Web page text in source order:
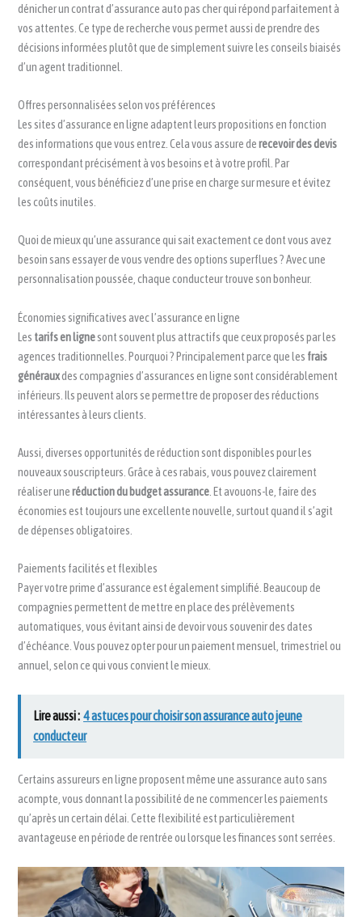
dénicher un contrat d’assurance auto pas cher qui répond parfaitement à
vos attentes. Ce type de recherche vous permet aussi de prendre des
décisions informées plutôt que de simplement suivre les conseils biaisés
d’un agent traditionnel.
Offres personnalisées selon vos préférences
Les sites d’assurance en ligne adaptent leurs propositions en fonction
des informations que vous entrez. Cela vous assure derecevoir des devis
correspondant précisément à vos besoins et à votre profil. Par
conséquent, vous bénéficiez d’une prise en charge sur mesure et évitez
les coûts inutiles.
Quoi de mieux qu’une assurance qui sait exactement ce dont vous avez
besoin sans essayer de vous vendre des options superflues ? Avec une
personnalisation poussée, chaque conducteur trouve son bonheur.
Économies significatives avec l’assurance en ligne
Les tarifs en lignesont souvent plus attractifs que ceux proposés par les
agences traditionnelles. Pourquoi ? Principalement parce que les frais
générauxdes compagnies d’assurances en ligne sont considérablement
inférieurs. Ils peuvent alors se permettre de proposer des réductions
intéressantes à leurs clients.
Aussi, diverses opportunités de réduction sont disponibles pour les
nouveaux souscripteurs. Grâce à ces rabais, vous pouvez clairement
réaliser uneréduction du budget assurance . Et avouons-le, faire des
économies est toujours une excellente nouvelle, surtout quand il s’agit
de dépenses obligatoires.
Paiements facilités et flexibles
Payer votre prime d’assurance est également simplifié. Beaucoup de
compagnies permettent de mettre en place des prélèvements
automatiques, vous évitant ainsi de devoir vous souvenir des dates
d’échéance. Vous pouvez opter pour un paiement mensuel, trimestriel ou
annuel, selon ce qui vous convient le mieux.
Lire aussi : 4 astuces pour choisir son assurance auto jeune
conducteur
Certains assureurs en ligne proposent même une assurance auto sans
acompte, vous donnant la possibilité de ne commencer les paiements
qu’après un certain délai. Cette flexibilité est particulièrement
avantageuse en période de rentrée ou lorsque les finances sont serrées.